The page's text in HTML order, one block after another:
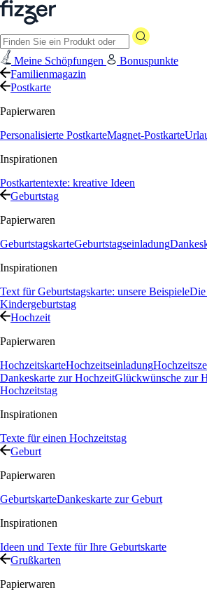
Meine Schöpfungen
Bonuspunkte
Familienmagazin
Postkarte
Papierwaren
Personalisierte PostkarteMagnet-Postkarte
Inspirationen
Postkartentexte: kreative Ideen
Geburtstag
Papierwaren
GeburtstagskarteGeburtstagseinladung
Inspirationen
Text für Geburtstagskarte: unsere BeispieleDie
Kindergeburtstag
Hochzeit
Papierwaren
HochzeitskarteHochzeitseinladung
Dankeskarte zur HochzeitGlückwünsche zur
Hochzeitstag
Inspirationen
Texte für einen Hochzeitstag
Geburt
Papierwaren
GeburtskarteDankeskarte zur Geburt
Inspirationen
Ideen und Texte für Ihre Geburtskarte
Grußkarten
Papierwaren